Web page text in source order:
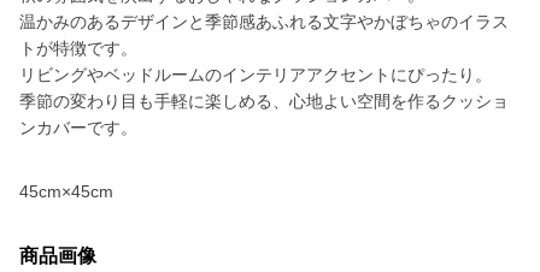
温かみのあるデザインと季節感あふれる文字やかぼちゃのイラス
トが特徴です。
リビングやベッドルームのインテリアアクセントにぴったり。
季節の変わり目も手軽に楽しめる、心地よい空間を作るクッショ
ンカバーです。
45cm×45cm
商品画像